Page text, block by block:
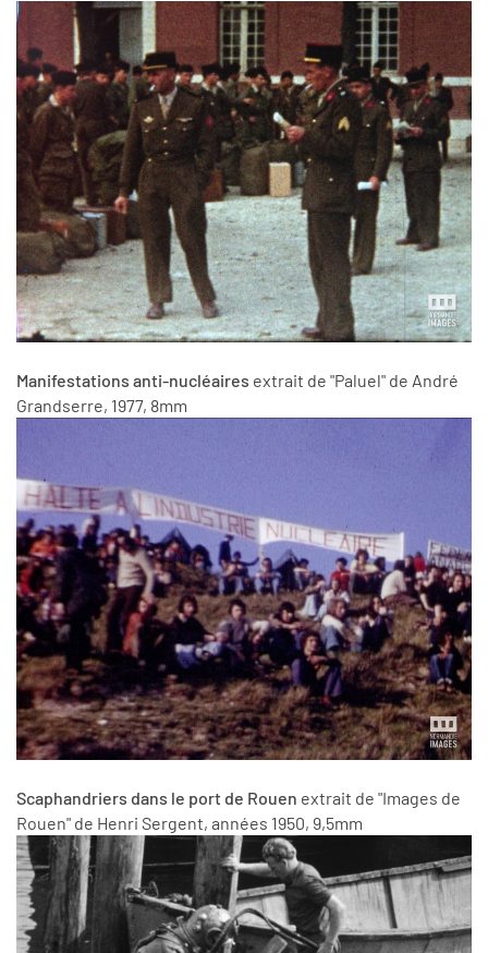
Manifestations anti-nucléaires extrait de "Paluel" de André
Grandserre, 1977, 8mm
Scaphandriers dans le port de Rouen extrait de "Images de
Rouen" de Henri Sergent, années 1950, 9,5mm